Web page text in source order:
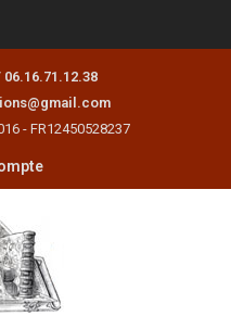
06.16.71.12.38
- FR12450528237